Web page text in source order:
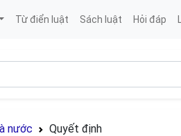
Từ điển luật Sách luật Hỏi đáp
nước Quyết định